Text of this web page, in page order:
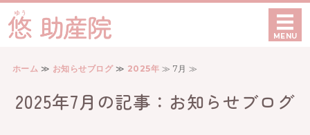
愛知県豊田市でベビーマ
MENU
ホーム
ケア内容
ホーム ≫ お知らせブログ≫ 2025年 ≫ 7月 ≫
2025年7月の記事：お知らせブログ